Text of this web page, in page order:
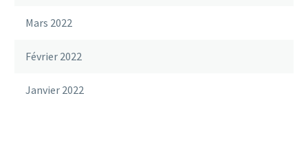
Mars 2022
Février 2022
Janvier 2022